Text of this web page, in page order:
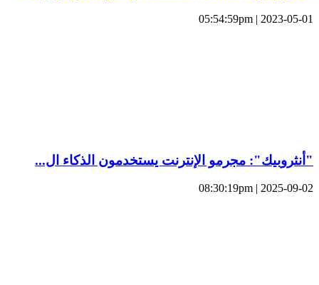
2023-05-01 | 05:54:59pm
"أنثروبيك": مجرمو الإنترنت يستخدمون الذكاء ال...
2025-09-02 | 08:30:19pm